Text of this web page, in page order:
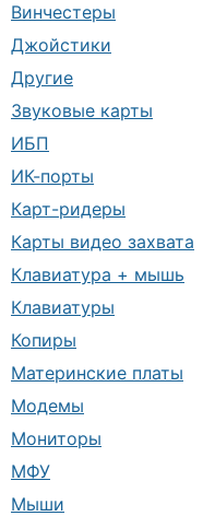
Винчестеры
Джойстики
Другие
Звуковые карты
ИБП
ИК-порты
Карт-ридеры
Карты видео захвата
Клавиатура + мышь
Клавиатуры
Копиры
Материнские платы
Модемы
Мониторы
МФУ
Мыши